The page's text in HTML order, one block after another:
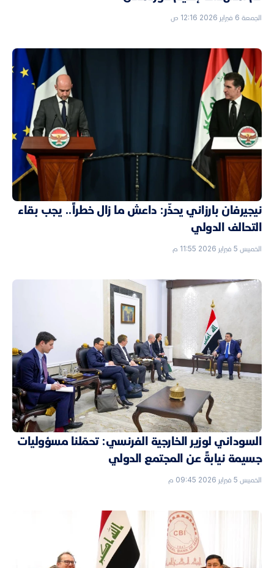
الجمعة 6 فبراير 2026 12:16 ص
نيجيرفان بارزاني يحذّر: داعش ما زال خطراً.. يجب بقاء
التحالف الدولي
الخميس 5 فبراير 2026 11:55 م
السوداني لوزير الخارجية الفرنسي: تحمّلنا مسؤوليات
جسيمة نيابةً عن المجتمع الدولي
الخميس 5 فبراير 2026 09:45 م